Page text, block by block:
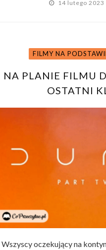
14 lutego 2023
FILMY NA
NA PLANIE FILMU
OSTATNI
Wszyscy oczekujący na